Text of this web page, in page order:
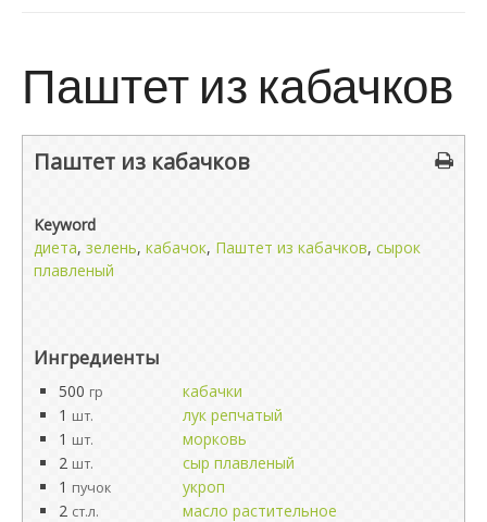
Паштет из кабачков
Паштет из кабачков
Keyword
диета, зелень, кабачок, Паштет из кабачков, сырок
плавленый
Ингредиенты
500 гр
кабачки
1 шт.
лук репчатый
1 шт.
морковь
2 шт.
сыр плавленый
1 пучок
укроп
2 ст.л.
масло растительное